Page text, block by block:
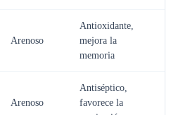
Arenoso
Antioxidante,
mejora la
memoria
Arenoso
Antiséptico,
favorece la